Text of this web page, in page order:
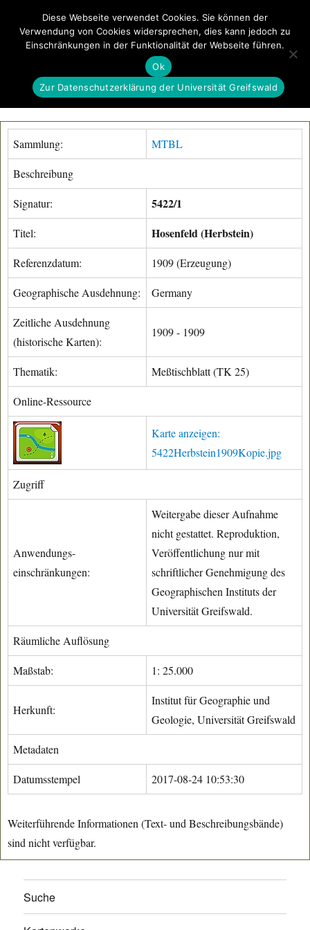
GeoGREIF MENÜ
Sammlung: MTBL
Beschreibung
Signatur: 5422/1
Titel: Hosenfeld (Herbstein)
Referenzdatum: 1909 (Erzeugung)
Geographische Ausdehnung: Germany
Zeitliche Ausdehnung
(historische Karten):
1909 - 1909
Thematik: Meßtischblatt (TK 25)
Online-Ressource
Karte anzeigen:
5422Herbstein1909Kopie.jpg
Zugriff
Anwendungs-
einschränkungen:
Weitergabe dieser Aufnahme
nicht gestattet. Reproduktion,
Veröffentlichung nur mit
schriftlicher Genehmigung des
Geographischen Instituts der
Universität Greifswald.
Räumliche Auflösung
Maßstab: 1: 25.000
Herkunft:
Institut für Geographie und
Geologie, Universität Greifswald
Metadaten
Datumsstempel 2017-08-24 10:53:30
Weiterführende Informationen (Text- und Beschreibungsbände)
sind nicht verfügbar.
Suche
Diese Webseite verwendet Cookies. Sie können der
Verwendung von Cookies widersprechen, dies kann jedoch zu
Einschränkungen in der Funktionalität der Webseite führen.
Ok
Zur Datenschutzerklärung der Universität Greifswald